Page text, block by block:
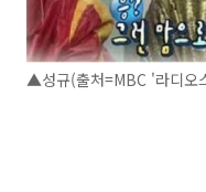
▲성규(출처=MBC '라디오